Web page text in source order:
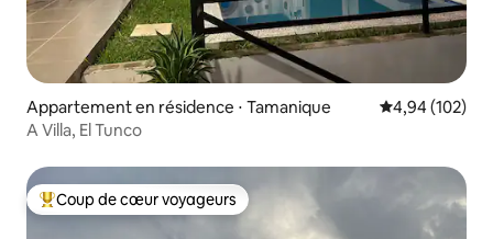
Appartement en résidence ⋅ Tamanique Évaluation
4,94 (102)
A Villa, El Tunco
Coups de cœur voyageurs les plus appréciés
Coup de cœur voyageurs